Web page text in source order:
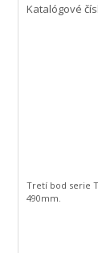
Katalógové
Tretí bod serie
490mm.